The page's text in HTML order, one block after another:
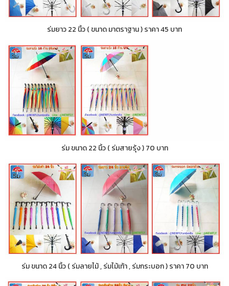
ร่มยาว 22 นิ้ว ( ขนาด มาตราฐาน ) ราคา 45 บาท
ร่ม ขนาด 22 นิ้ว ( ร่มสายรุ้ง ) 70 บาท
ร่ม ขนาด 24 นิ้ว ( ร่มลายไม้ , ร่มไม้เท้า , ร่มกระบอก ) ราคา 70 บาท